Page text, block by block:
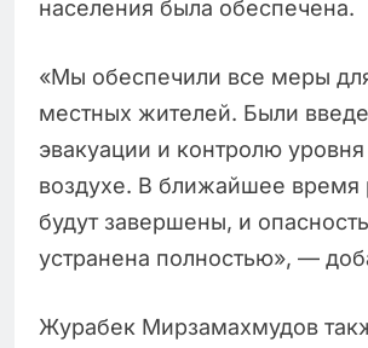
населения была обеспечена.
«Мы обеспечили все меры
местных жителей. Были
эвакуации и контролю уровня
воздухе. В ближайшее время
будут завершены, и
устранена полностью», —
Журабек Мирзамахмудов